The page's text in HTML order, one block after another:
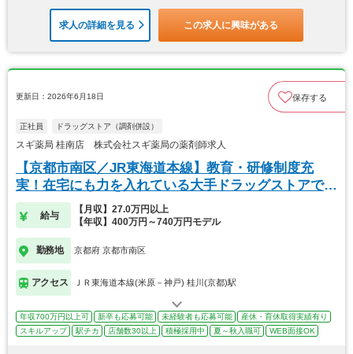
求人の詳細を見る この求人に興味がある
更新日：2026年6月18日 保存する
正社員 ドラッグストア（調剤併設）
スギ薬局 桂南店 株式会社スギ薬局の薬剤師求人
【京都市南区／JR東海道本線】教育・研修制度充
実！在宅にも力を入れている大手ドラッグストアで
す！
給与
【月収】27.0万円以上
【年収】400万円～740万円モデル
勤務地 京都府 京都市南区
アクセス ＪＲ東海道本線(米原－神戸) 桂川(京都)駅
年収700万円以上可 新卒も応募可能 未経験者も応募可能
産休・育休取得実績有り
スキルアップ
駅チカ 店舗数30以上 積極採用中 夏～秋入職可 WEB面接OK